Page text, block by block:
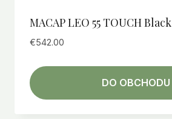
MACAP LEO 55 TOUCH Black
€542.00
DO OBCHODU